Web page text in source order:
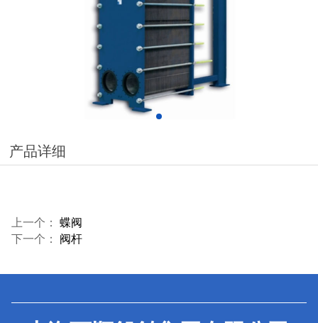
产品详细
上一个： 蝶阀
下一个： 阀杆